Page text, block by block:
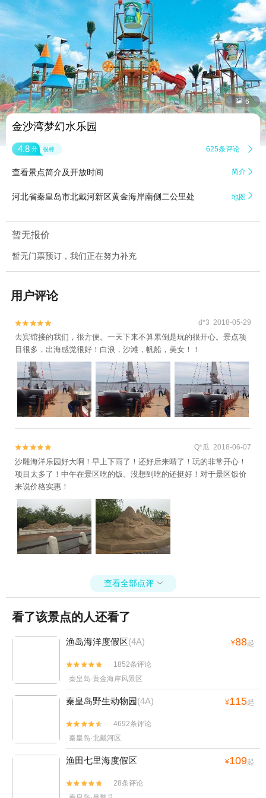
 6
金沙湾梦幻水乐园
4.8 分 很棒 625条评论 
查看景点简介及开放时间 简介 
河北省秦皇岛市北戴河新区黄金海岸南侧二公里处 地图 
暂无报价
暂无门票预订，我们正在努力补充
用户评论

 d*3 2018-05-29
去宾馆接的我们，很方便。一天下来不算累倒是玩的很开心。景点项
目很多，出海感觉很好！白浪，沙滩，帆船，美女！！

 Q*瓜 2018-06-07
沙雕海洋乐园好大啊！早上下雨了！还好后来晴了！玩的非常开心！
项目太多了！中午在景区吃的饭。没想到吃的还挺好！对于景区饭价
来说价格实惠！
查看全部点评 
看了该景点的人还看了
渔岛海洋度假区(4A) ¥88起


1852条评论
秦皇岛·黄金海岸风景区
秦皇岛野生动物园(4A) ¥115起


4692条评论
秦皇岛·北戴河区
渔田七里海度假区 ¥109起


28条评论
